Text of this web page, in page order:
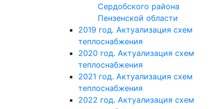
Сердобского района
Пензенской области
2019 год. Актуализация схем
теплоснабжения
2020 год. Актуализация схем
теплоснабжения
2021 год. Актуализация схем
теплоснабжения
2022 год. Актуализация схем